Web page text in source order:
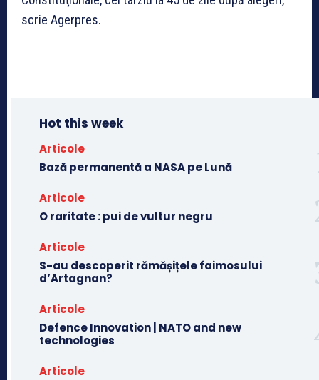
scrie Agerpres.
Hot this week
Articole
Bază permanentă a NASA pe Lună
Articole
O raritate : pui de vultur negru
Articole
S-au descoperit rămășițele faimosului
d’Artagnan?
Articole
Defence Innovation | NATO and new
technologies
Articole